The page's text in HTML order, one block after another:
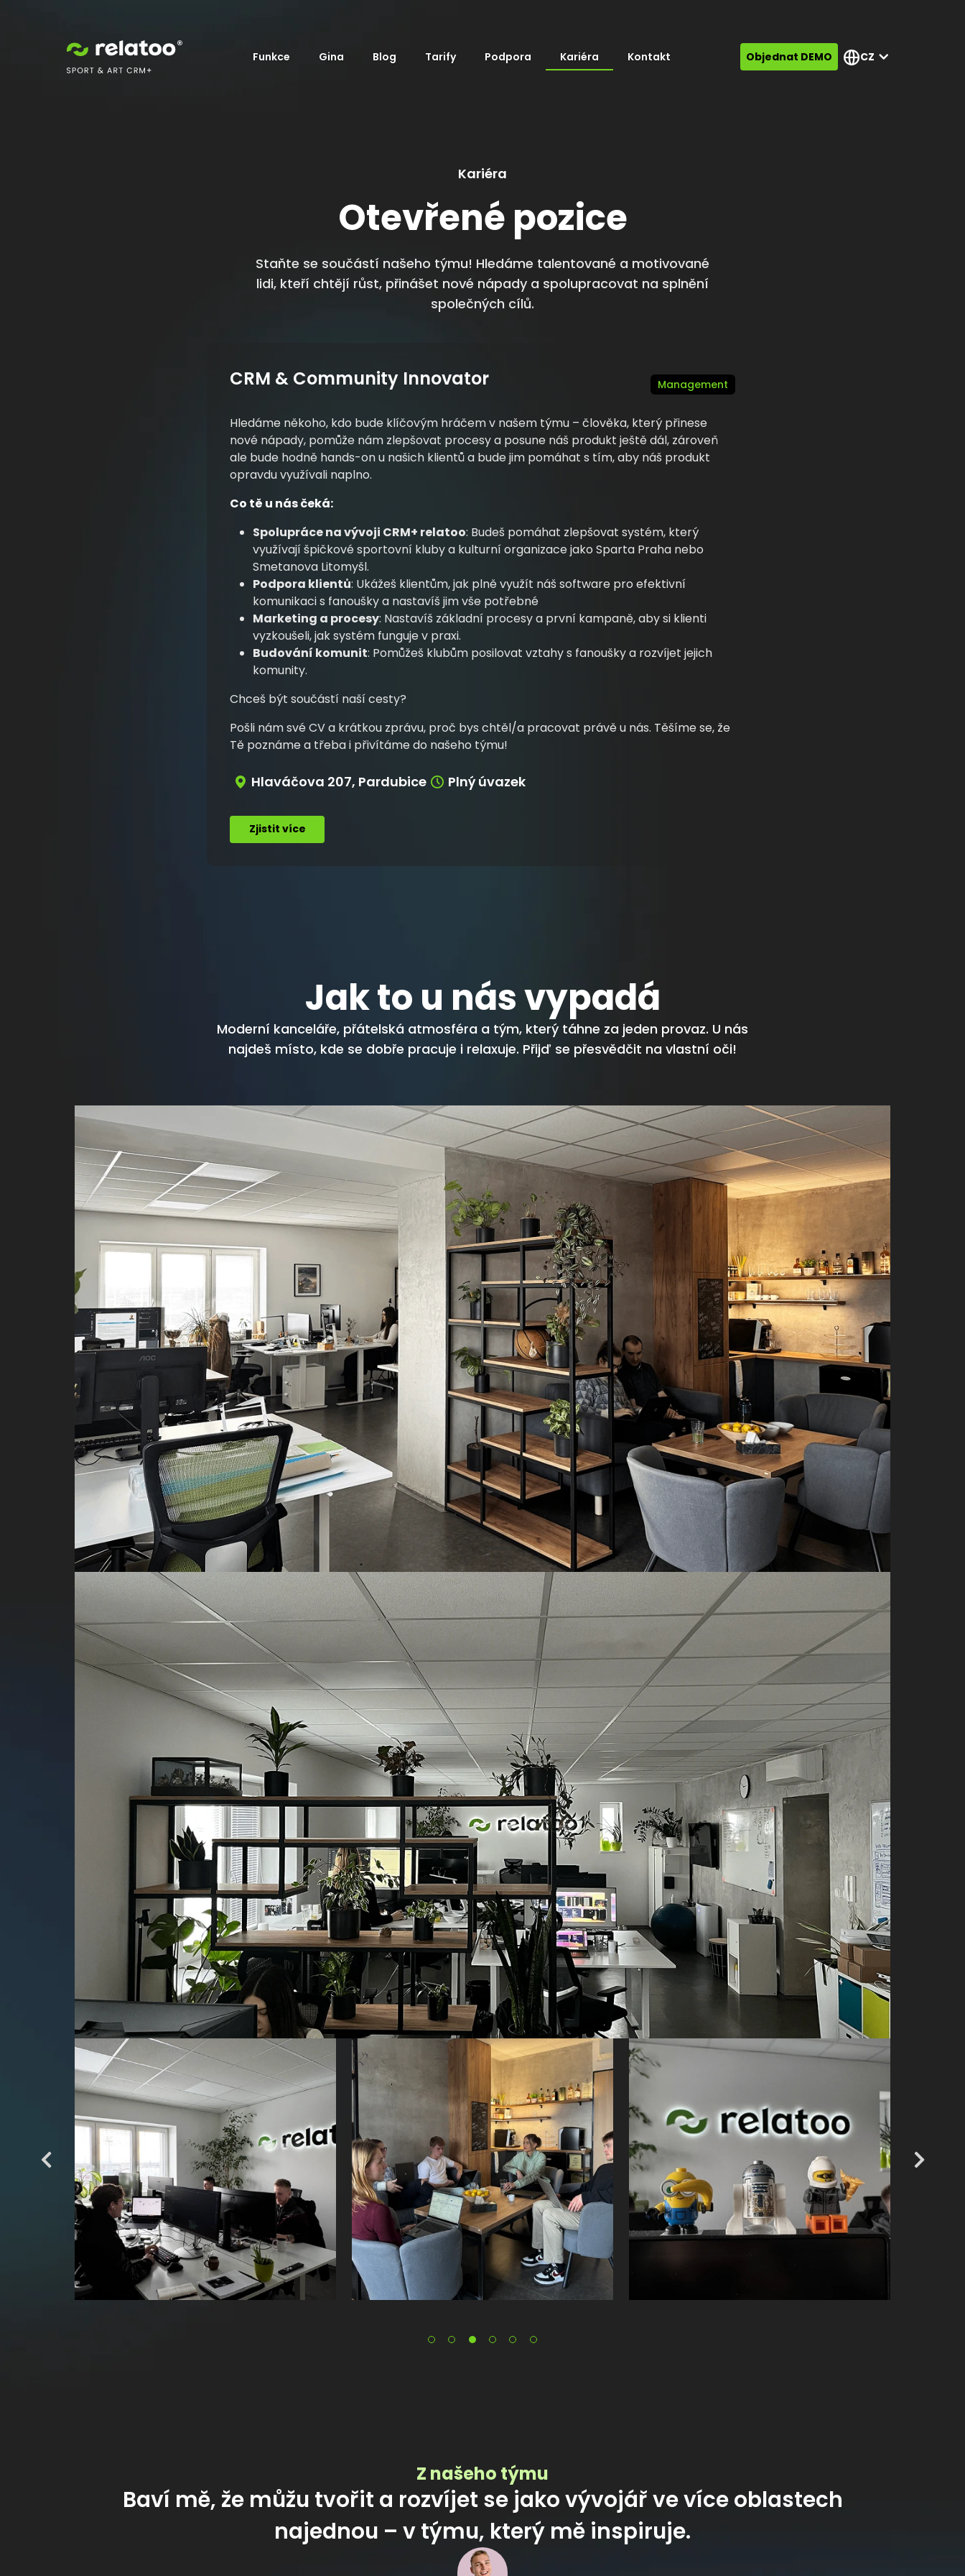
Funkce Gina Blog Tarify Podpora Kariéra Kontakt Objednat DEMO CZ
Kariéra
Otevřené pozice
Staňte se součástí našeho týmu! Hledáme talentované a motivované
lidi, kteří chtějí růst, přinášet nové nápady a spolupracovat na splnění
společných cílů.
CRM & Community Innovator Management
Hledáme někoho, kdo bude klíčovým hráčem v našem týmu – člověka, který přinese
nové nápady, pomůže nám zlepšovat procesy a posune náš produkt ještě dál, zároveň
ale bude hodně hands-on u našich klientů a bude jim pomáhat s tím, aby náš produkt
opravdu využívali naplno.
Co tě u nás čeká:
Spolupráce na vývoji CRM+ relatoo: Budeš pomáhat zlepšovat systém, který
využívají špičkové sportovní kluby a kulturní organizace jako Sparta Praha nebo
Smetanova Litomyšl.
Podpora klientů: Ukážeš klientům, jak plně využít náš software pro efektivní
komunikaci s fanoušky a nastavíš jim vše potřebné
Marketing a procesy: Nastavíš základní procesy a první kampaně, aby si klienti
vyzkoušeli, jak systém funguje v praxi.
Budování komunit: Pomůžeš klubům posilovat vztahy s fanoušky a rozvíjet jejich
komunity.
Chceš být součástí naší cesty?
Pošli nám své CV a krátkou zprávu, proč bys chtěl/a pracovat právě u nás. Těšíme se, že
Tě poznáme a třeba i přivítáme do našeho týmu!
Hlaváčova 207, Pardubice Plný úvazek
Zjistit více
Jak to u nás vypadá
Moderní kanceláře, přátelská atmosféra a tým, který táhne za jeden provaz. U nás
najdeš místo, kde se dobře pracuje i relaxuje. Přijď se přesvědčit na vlastní oči!
Z našeho týmu
Baví mě, že můžu tvořit a rozvíjet se jako vývojář ve více oblastech
najednou – v týmu, který mě inspiruje.